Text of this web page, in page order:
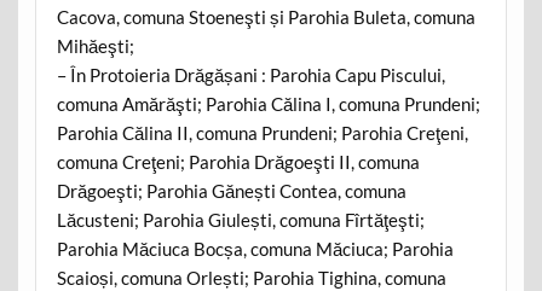
Cacova, comuna Stoeneşti și Parohia Buleta, comuna
Mihăeşti;
– În Protoieria Drăgășani : Parohia Capu Piscului,
comuna Amărăşti; Parohia Călina I, comuna Prundeni;
Parohia Călina II, comuna Prundeni; Parohia Creţeni,
comuna Creţeni; Parohia Drăgoeşti II, comuna
Drăgoeşti; Parohia Gănești Contea, comuna
Lăcusteni; Parohia Giulești, comuna Fîrtăţeşti;
Parohia Măciuca Bocșa, comuna Măciuca; Parohia
Scaioși, comuna Orlești; Parohia Tighina, comuna